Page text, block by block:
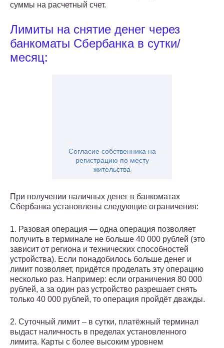
суммы на расчетный счет.
Лимиты на снятие денег через
банкоматы Сбербанка в сутки/
месяц:
Согласие собственника на
регистрацию по месту
жительства
При получении наличных денег в банкоматах
Сбербанка установлены следующие ограничения:
1. Разовая операция — одна операция позволяет
получить в терминале не больше 40 000 рублей (это
зависит от региона и технических способностей
устройства). Если понадобилось больше денег и
лимит позволяет, придётся проделать эту операцию
несколько раз. Например: если ограничения 80 000
рублей, а за один раз устройство разрешает снять
только 40 000 рублей, то операция пройдёт дважды.
2. Суточный лимит – в сутки, платёжный терминал
выдаст наличность в пределах установленного
лимита. Карты с более высоким уровнем